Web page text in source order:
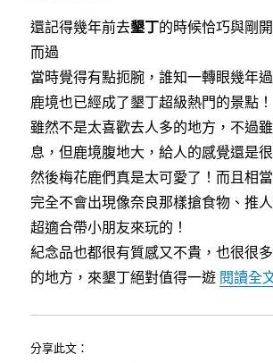
c
e
b
o
o
k
i
t
r
n
e
還記得幾年前去墾丁的時候恰巧與剛
而過
當時覺得有點扼腕，誰知一轉眼幾年
鹿境也已經成了墾丁超級熱門的景點！
雖然不是太喜歡去人多的地方，不過
息，但鹿境腹地大，給人的感覺還是
然後梅花鹿們真是太可愛了！而且相
完全不會出現像奈良那樣搶食物、推
超適合帶小朋友來玩的！
紀念品也都很有質感又不貴，也很很
的地方，來墾丁絕對值得一遊 閱讀全
分享此文：